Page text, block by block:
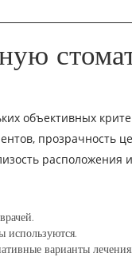
объективных
прозрачность
расположения
используются.
варианты лечения.